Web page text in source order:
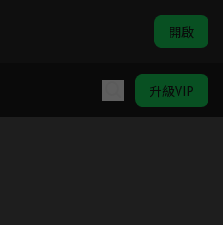
開啟
升級VIP